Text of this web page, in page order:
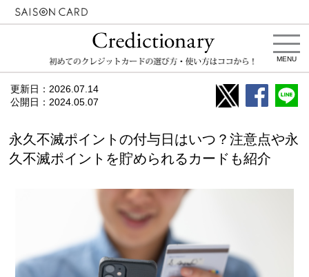
MENU
更新日： 2026.07.14
公開日： 2024.05.07
永久不滅ポイントの付与日はいつ？注意点や永
久不滅ポイントを貯められるカードも紹介